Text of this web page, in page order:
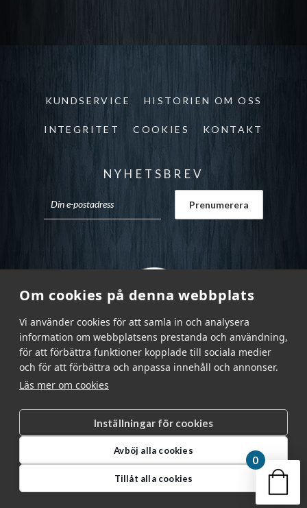
Om cookies på denna webbplats
Vi använder cookies för att samla in och analysera
information om webbplatsens prestanda och användning,
för att förbättra funktioner kopplade till sociala medier
och för att förbättra och anpassa innehåll och annonser.
Läs mer om cookies
Inställningar för cookies
Avböj alla cookies
Tillåt alla cookies
KUNDSERVICE HISTORIEN OM OSS
INTEGRITET COOKIES KONTAKT
NYHETSBREV
Garnr Sverige AB © 2026 |
info@garnr.se
|
031 - 92 94 92
Din
0